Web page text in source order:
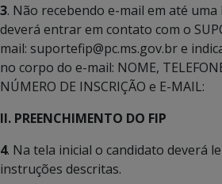
3. Não recebendo e-mail em até
deverá entrar em contato com o
mail: suportefip@pc.ms.gov.br e
no corpo do e-mail: NOME,
NÚMERO DE INSCRIÇÃO e E-MAIL:
II. PREENCHIMENTO DO FIP
4. Na tela inicial o candidato deverá
instruções descritas.